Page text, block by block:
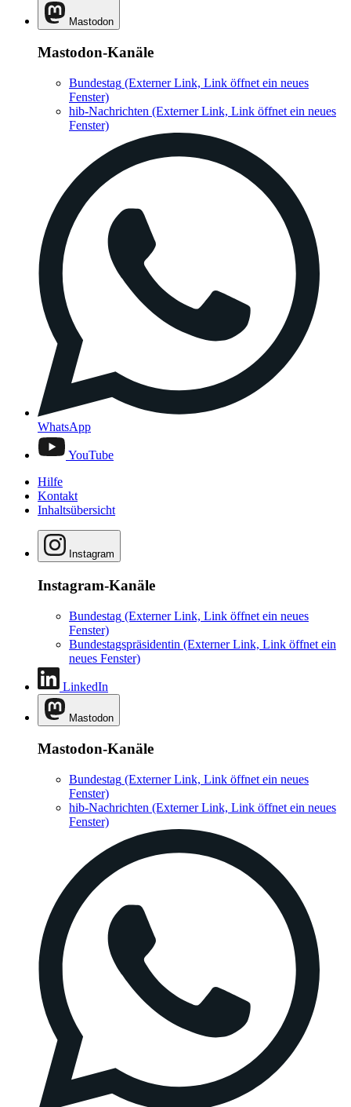
Mastodon
Mastodon-Kanäle
Bundestag (Externer Link, Link öffnet ein neues
Fenster)
hib-Nachrichten (Externer Link, Link öffnet ein neues
Fenster)
WhatsApp
YouTube
Hilfe
Kontakt
Inhaltsübersicht
Instagram
Instagram-Kanäle
Bundestag (Externer Link, Link öffnet ein neues
Fenster)
Bundestagspräsidentin (Externer Link, Link öffnet ein
neues Fenster)
LinkedIn
Mastodon
Mastodon-Kanäle
Bundestag (Externer Link, Link öffnet ein neues
Fenster)
hib-Nachrichten (Externer Link, Link öffnet ein neues
Fenster)